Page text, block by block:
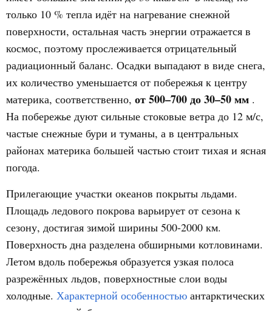
только 10 % тепла идёт на нагревание снежной
поверхности, остальная часть энергии отражается в
космос, поэтому прослеживается отрицательный
радиационный баланс. Осадки выпадают в виде снега,
их количество уменьшается от побережья к центру
материка, соответственно, от 500–700 до 30–50 мм .
На побережье дуют сильные стоковые ветра до 12 м/с,
частые снежные бури и туманы, а в центральных
районах материка большей частью стоит тихая и ясная
погода.
Прилегающие участки океанов покрыты льдами.
Площадь ледового покрова варьирует от сезона к
сезону, достигая зимой ширины 500-2000 км.
Поверхность дна разделена обширными котловинами.
Летом вдоль побережья образуется узкая полоса
разрежённых льдов, поверхностные слои воды
холодные. Характерной особенностью антарктических